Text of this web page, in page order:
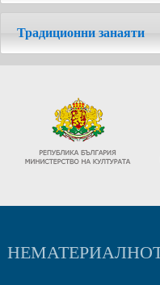
Традиционни занаяти